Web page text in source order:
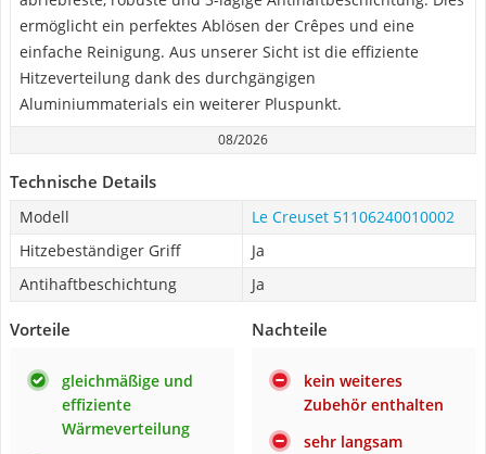
ermöglicht ein perfektes Ablösen der Crêpes und eine
einfache Reinigung. Aus unserer Sicht ist die effiziente
Hitzeverteilung dank des durchgängigen
Aluminiummaterials ein weiterer Pluspunkt.
08/2026
Technische Details
Modell
Le Creuset 51106240010002
Hitzebeständiger Griff
Ja
Antihaftbeschichtung
Ja
Vorteile
gleichmäßige und
effiziente
Wärmeverteilung
Nachteile
kein weiteres
Zubehör enthalten
sehr langsam